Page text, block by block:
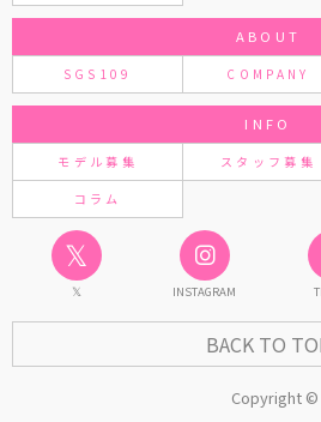
ABOUT
SGS109 COMPANY
INFO
モデル募集 スタッフ募集
コラム
𝕏
𝕏 INSTAGRAM
BACK TO
Copyright ©